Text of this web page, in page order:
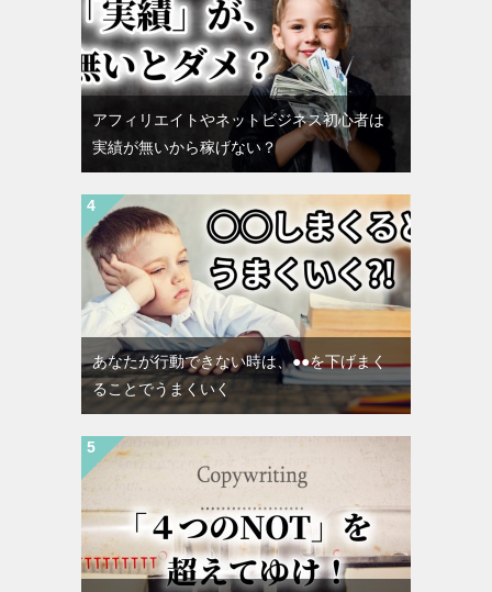
アフィリエイトやネットビジネス初心者は
実績が無いから稼げない？
あなたが行動できない時は、●●を下げまく
ることでうまくいく